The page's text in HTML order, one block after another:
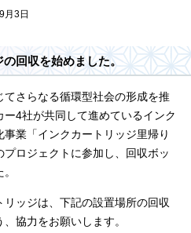
3日
回収を始めました。
さらなる循環型社会の形成を推
4社が共同して進めているインク
業「インクカートリッジ里帰り
ロジェクトに参加し、回収ボッ
ッジは、下記の設置場所の回収
協力をお願いします。